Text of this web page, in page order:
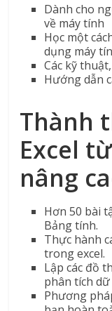
Dành cho
về máy tính
Học một
dụng máy
Các kỹ
Hướng dẫn
Thành
Excel
nâng
Hơn 50 bài
Bảng tính.
Thực hành
trong excel.
Lập các đồ
phân tích dữ
Phương